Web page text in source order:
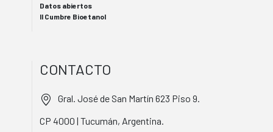
Datos abiertos
II Cumbre Bioetanol
CONTACTO
Gral. José de San Martín 623 Piso 9.
CP 4000 | Tucumán, Argentina.